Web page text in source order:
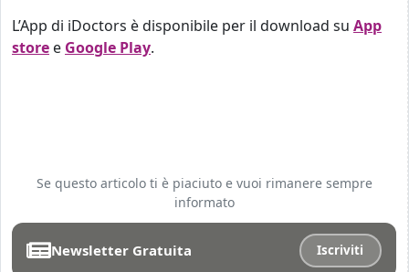
L’App di iDoctors è disponibile per il download su App
store e Google Play.
Se questo articolo ti è piaciuto e vuoi rimanere sempre
informato
Newsletter Gratuita Iscriviti